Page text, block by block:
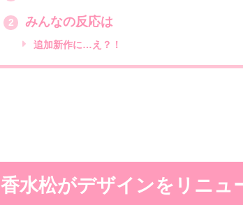
2 みんなの反応は
追加新作に…え？！
香水松がデザインをリニュ